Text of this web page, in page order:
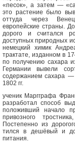
«песок», а затем —
это растение было
оттуда через
европейские страны.
дорого и считался
доступных природных
немецкий хи­мик
трактате, изданном в
по получению сахара
Германии вывели
содержанием сахара
1802 гг.
ученик Маргграфа
разработал способ
положивший начало
привозного
Постепенно из
тился в дешёвый и
питания.